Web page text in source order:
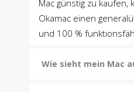
Mac günstig zu kaufen,
Okamac einen
und 100 %
Wie sieht mein Mac